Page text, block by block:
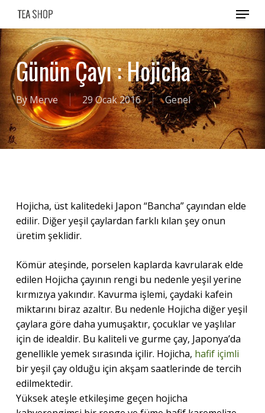
Skip
main
content
Menu
Günün Çayı : Hojicha
ByMerve 29 Ocak 2016 Genel
Hojicha, üst kalitedeki Japon “Bancha” çayından elde
edilir. Diğer yeşil çaylardan farklı kılan şey onun
üretim şeklidir.
Kömür ateşinde, porselen kaplarda kavrularak elde
edilen Hojicha çayının rengi bu nedenle yeşil yerine
kırmızıya yakındır. Kavurma işlemi, çaydaki kafein
miktarını biraz azaltır. Bu nedenle Hojicha diğer yeşil
çaylara göre daha yumuşaktır, çocuklar ve yaşlılar
için de idealdir. Bu kaliteli ve gurme çay, Japonya’da
genellikle yemek sırasında içilir. Hojicha, hafif içimli
bir yeşil çay olduğu için akşam saatlerinde de tercih
edilmektedir.
Yüksek ateşle etkileşime geçen hojicha